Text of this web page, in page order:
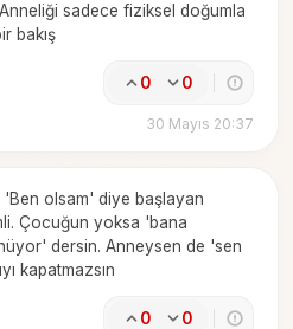
sadece fiziksel doğumla
bakış
0 0
30 Mayıs 20:37
'Ben olsam' diye başlayan
Çocuğun yoksa 'bana
dersin. Anneysen de 'sen
kapatmazsın
0 0